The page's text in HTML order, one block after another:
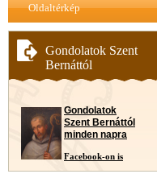
Oldaltérkép
Gondolatok Szent
Bernáttól
Gondolatok
Szent Bernáttól
minden napra
Facebook-on is